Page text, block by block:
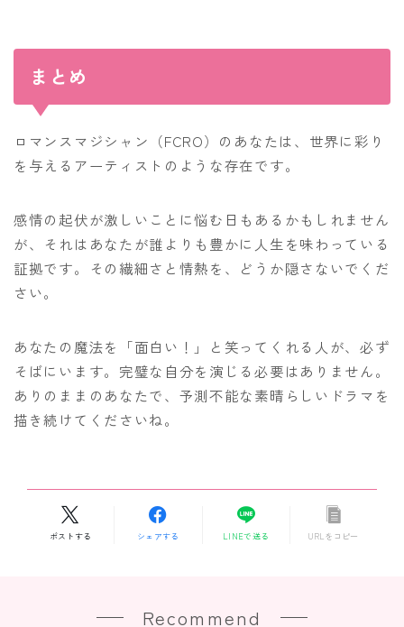
まとめ
ロマンスマジシャン（FCRO）のあなたは、世界に彩り
を与えるアーティストのような存在です。
感情の起伏が激しいことに悩む日もあるかもしれません
が、それはあなたが誰よりも豊かに人生を味わっている
証拠です。その繊細さと情熱を、どうか隠さないでくだ
さい。
あなたの魔法を「面白い！」と笑ってくれる人が、必ず
そばにいます。完璧な自分を演じる必要はありません。
ありのままのあなたで、予測不能な素晴らしいドラマを
描き続けてくださいね。
ポストする シェアする LINEで送る URLをコピー
Recommend